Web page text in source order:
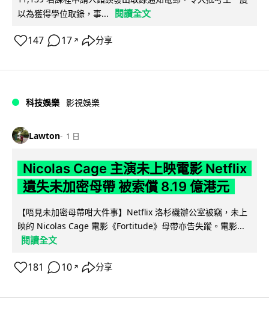
以為獲得學位取錄，事...
閱讀全文
147 17 ↗ 分享
科技娛樂 影視娛樂
Lawton 1 日
Nicolas Cage 主演未上映電影 Netflix
遺失未加密母帶 被索償 8.19 億港元
【唔見未加密母帶咁大件事】Netflix 洛杉磯辦公室被竊，未上
映的 Nicolas Cage 電影《Fortitude》母帶亦告失蹤。電影...
閱讀全文
181 10 ↗ 分享